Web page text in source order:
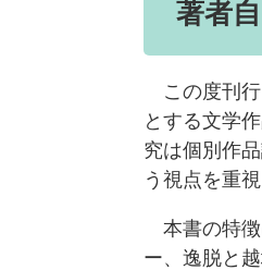
著者
この度刊行
とする文学
究は個別作
う視点を重
本書の特徴
ー、逸脱と